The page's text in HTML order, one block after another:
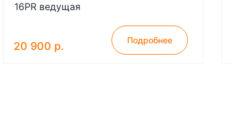
16PR ведущая
20 900 р. Подробнее